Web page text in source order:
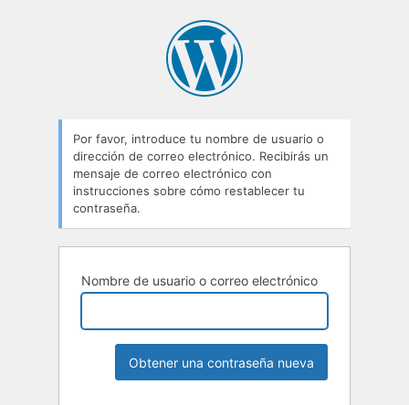
Por favor, introduce tu nombre de usuario o
dirección de correo electrónico. Recibirás un
mensaje de correo electrónico con
instrucciones sobre cómo restablecer tu
contraseña.
Nombre de usuario o correo electrónico